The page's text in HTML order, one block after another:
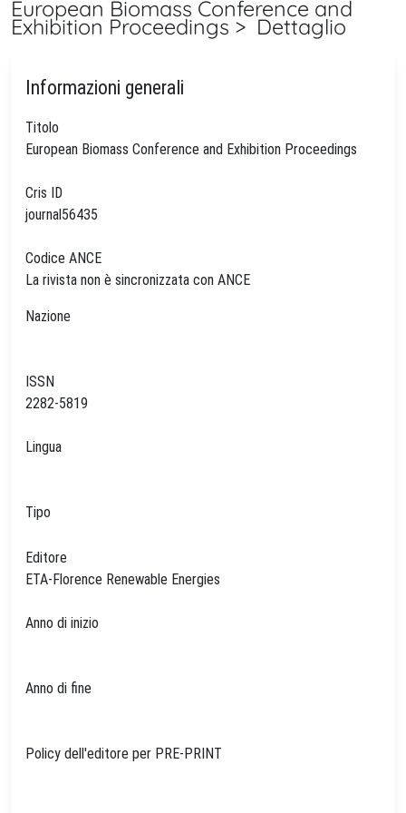
European Biomass Conference and
Exhibition Proceedings > Dettaglio
Informazioni generali
Titolo
Cris ID
Codice ANCE
La rivista non è sincronizzata con ANCE
Nazione
ISSN
Lingua
Tipo
Editore
Anno di inizio
Anno di fine
Policy dell'editore per PRE-PRINT